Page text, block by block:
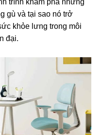
gù và tại sao nó trở
khỏe lưng trong môi
đại.